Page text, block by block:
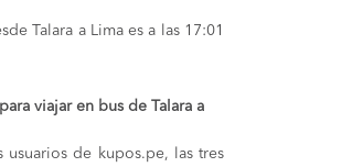
Talara a Lima es a las 17:01
viajar en bus de Talara a
de kupos.pe, las tres